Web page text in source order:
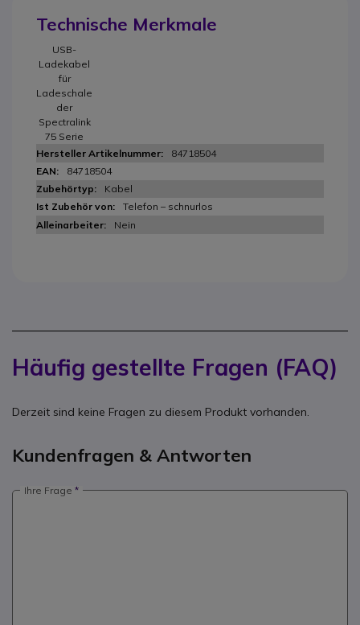
Technische Merkmale
USB-
Ladekabel
für
Ladeschale
der
Spectralink
75 Serie
84718504
84718504
Kabel
Telefon – schnurlos
Nein
Häufig gestellte Fragen (FAQ)
Derzeit sind keine Fragen zu diesem Produkt vorhanden.
Kundenfragen & Antworten
Ihre Frage